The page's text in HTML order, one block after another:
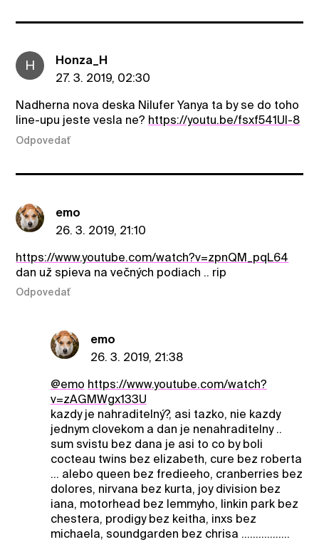
H
Honza_H
27. 3. 2019, 02:30
Nadherna nova deska Nilufer Yanya ta by se do toho
line-upu jeste vesla ne? https://youtu.be/fsxf541UI-8
Odpovedať
emo
26. 3. 2019, 21:10
https://www.youtube.com/watch?v=zpnQM_pqL64
dan už spieva na večných podiach .. rip
Odpovedať
emo
26. 3. 2019, 21:38
@emo https://www.youtube.com/watch?
v=zAGMWgx133U
kazdy je nahraditelný?, asi tazko, nie kazdy
jednym clovekom a dan je nenahraditelny ..
sum svistu bez dana je asi to co by boli
cocteau twins bez elizabeth, cure bez roberta
... alebo queen bez fredieeho, cranberries bez
dolores, nirvana bez kurta, joy division bez
iana, motorhead bez lemmyho, linkin park bez
chestera, prodigy bez keitha, inxs bez
michaela, soundgarden bez chrisa .................